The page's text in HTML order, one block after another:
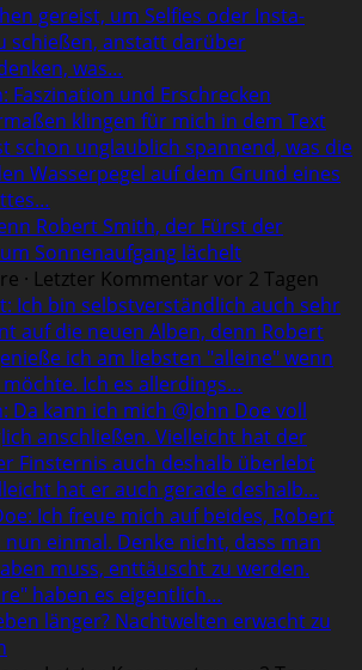
gereist, um Selfies oder Insta-
schießen, anstatt darüber
was…
: Faszination und Erschrecken
klingen für mich in dem Text
schon unglaublich spannend, was die
Wasserpegel auf dem Grund eines
Robert Smith, der Fürst der
Sonnenaufgang lächelt
· Letzter Kommentar vor 2 Tagen
: Ich bin selbstverständlich auch sehr
auf die neuen Alben, denn Robert
ich am liebsten "alleine" wenn
Ich es allerdings…
: Da kann ich mich @John Doe voll
anschließen. Vielleicht hat der
Finsternis auch deshalb überlebt
hat er auch gerade deshalb…
: Ich freue mich auf beides, Robert
nun einmal. Denke nicht, dass man
muss, enttäuscht zu werden.
haben es eigentlich…
länger? Nachtwelten erwacht zu